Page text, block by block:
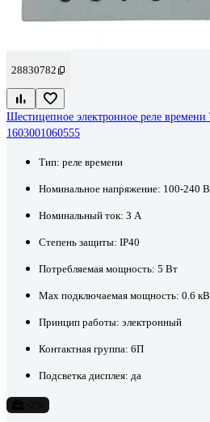
28830782
Шестицепное электронное реле времени
1603001060555
Тип: реле времени
Номинальное напряжение: 100-240 В
Номинальный ток: 3 А
Степень защиты: IP40
Потребляемая мощность: 5 Вт
Max подключаемая мощность: 0.6
Принцип работы: электронный
Контактная группа: 6П
Подсветка дисплея: да